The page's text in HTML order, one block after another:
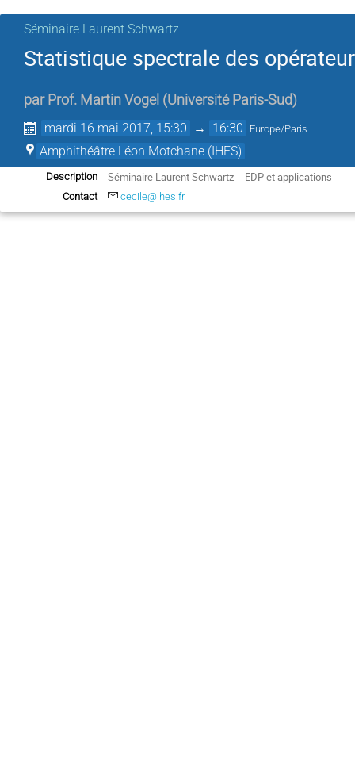
Séminaire Laurent Schwartz
Statistique spectrale des
par Prof. Martin Vogel (Université Paris-Sud)
mardi 16 mai 2017, 15:30 → 16:30 Europe/Paris
Amphithéâtre Léon Motchane (IHES)
Description Séminaire Laurent Schwartz -- EDP et applications
Contact cecile@ihes.fr